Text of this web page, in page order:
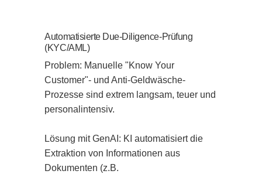
Automatisierte Due-Diligence-Prüfung
(KYC/AML)
Problem: Manuelle "Know Your
Customer"- und Anti-Geldwäsche-
Prozesse sind extrem langsam, teuer und
personalintensiv.
Lösung mit GenAI: KI automatisiert die
Extraktion von Informationen aus
Dokumenten (z.B.